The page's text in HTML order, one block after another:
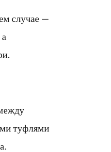
случае —
туфлями